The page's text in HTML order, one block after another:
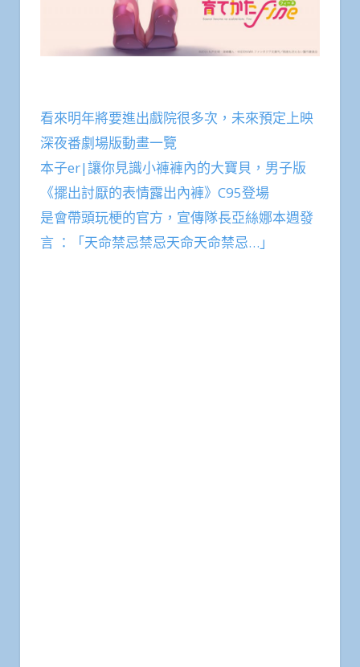
看來明年將要進出戲院很多次，未來預定上映
深夜番劇場版動畫一覽
本子er|讓你見識小褲褲內的大寶貝，男子版
《擺出討厭的表情露出內褲》C95登場
是會帶頭玩梗的官方，宣傳隊長亞絲娜本週發
言 ：「天命禁忌禁忌天命天命禁忌…」